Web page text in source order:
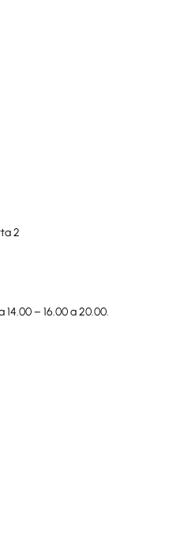
2
14.00 – 16.00 a 20.00.